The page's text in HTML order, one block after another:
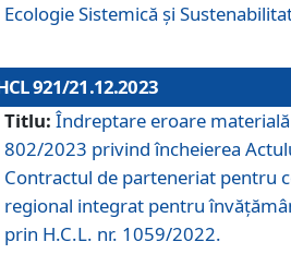
Ecologie Sistemică și
921/21.12.2023
Titlu: Îndreptare eroare materială
802/2023 privind încheierea
Contractul de parteneriat pentru
regional integrat pentru
prin H.C.L. nr. 1059/2022.